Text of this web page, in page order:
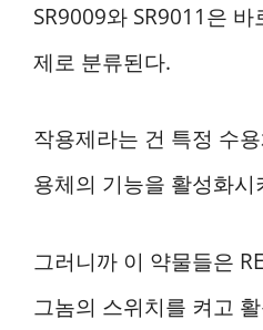
SR9009와 SR9011은 바
제로 분류된다.
작용제라는 건 특정 수
용체의 기능을 활성화
그러니까 이 약물들은
그놈의 스위치를 켜고